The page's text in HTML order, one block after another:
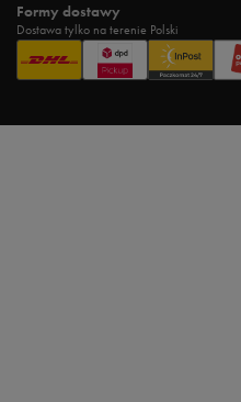
Formy dostawy
Dostawa tylko na terenie Polski